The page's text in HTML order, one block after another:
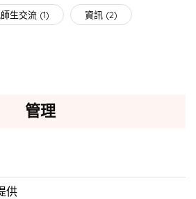
生交流 (1) 資訊 (2)
管理
供